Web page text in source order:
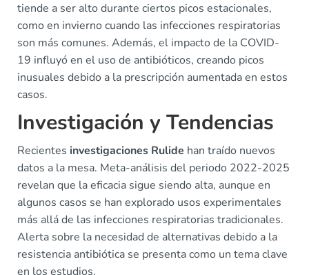
tiende a ser alto durante ciertos picos estacionales,
como en invierno cuando las infecciones respiratorias
son más comunes. Además, el impacto de la COVID-
19 influyó en el uso de antibióticos, creando picos
inusuales debido a la prescripción aumentada en estos
casos.
Investigación y Tendencias
Recientes investigaciones Rulide han traído nuevos
datos a la mesa. Meta-análisis del periodo 2022-2025
revelan que la eficacia sigue siendo alta, aunque en
algunos casos se han explorado usos experimentales
más allá de las infecciones respiratorias tradicionales.
Alerta sobre la necesidad de alternativas debido a la
resistencia antibiótica se presenta como un tema clave
en los estudios.